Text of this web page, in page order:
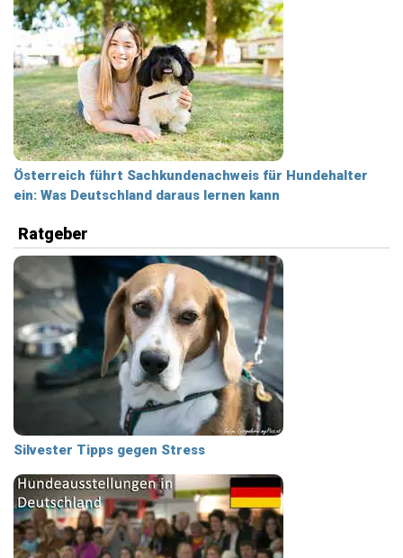
Österreich führt Sachkundenachweis für Hundehalter
ein: Was Deutschland daraus lernen kann
Ratgeber
Silvester Tipps gegen Stress